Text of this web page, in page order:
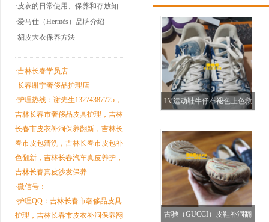
翻新！
·皮衣的日常使用、保养和存放知
识！
·爱马仕（Hermès）品牌介绍
·貂皮大衣保养方法
·吉林长春学员店
·长春谢宁奢侈品护理店
·护理热线：谢先生13274387725，
吉林长春市奢侈品皮具护理，吉林
长春市皮衣补洞保养翻新，吉林长
春市皮包清洗，吉林长春市皮包补
色翻新，吉林长春汽车真皮养护，
吉林长春真皮沙发保养
·微信号：
·护理QQ：吉林长春市奢侈品皮具
护理，吉林长春市皮衣补洞保养翻
LV运动鞋牛仔布褪色上色救
古驰（GUCCI）皮鞋补洞翻